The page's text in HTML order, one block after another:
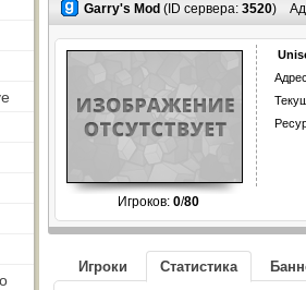
Garry's Mod (ID сервера: 3520)
Игроков: 0/80
Игроки Статистика